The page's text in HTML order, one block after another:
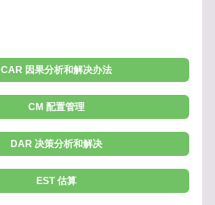
CAR 因果分析和解决办法
CM 配置管理
DAR 决策分析和解决
EST 估算